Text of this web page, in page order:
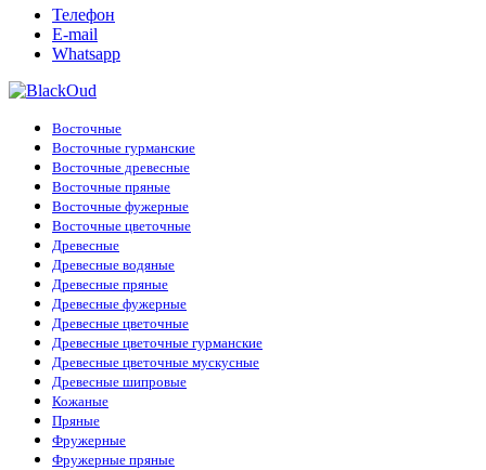
Телефон
E-mail
Whatsapp
Восточные
Восточные гурманские
Восточные древесные
Восточные пряные
Восточные фужерные
Восточные цветочные
Древесные
Древесные водяные
Древесные пряные
Древесные фужерные
Древесные цветочные
Древесные цветочные гурманские
Древесные цветочные мускусные
Древесные шипровые
Кожаные
Пряные
Фружерные
Фружерные пряные